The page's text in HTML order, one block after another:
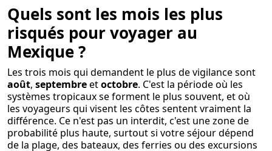
Quels sont les mois les plus
risqués pour voyager au
Mexique ?
Les trois mois qui demandent le plus de vigilance sont
août, septembreetoctobre. C'est la période où les
systèmes tropicaux se forment le plus souvent, et où
les voyageurs qui visent les côtes sentent vraiment la
différence. Ce n'est pas un interdit, c'est une zone de
probabilité plus haute, surtout si votre séjour dépend
de la plage, des bateaux, des ferries ou des excursions